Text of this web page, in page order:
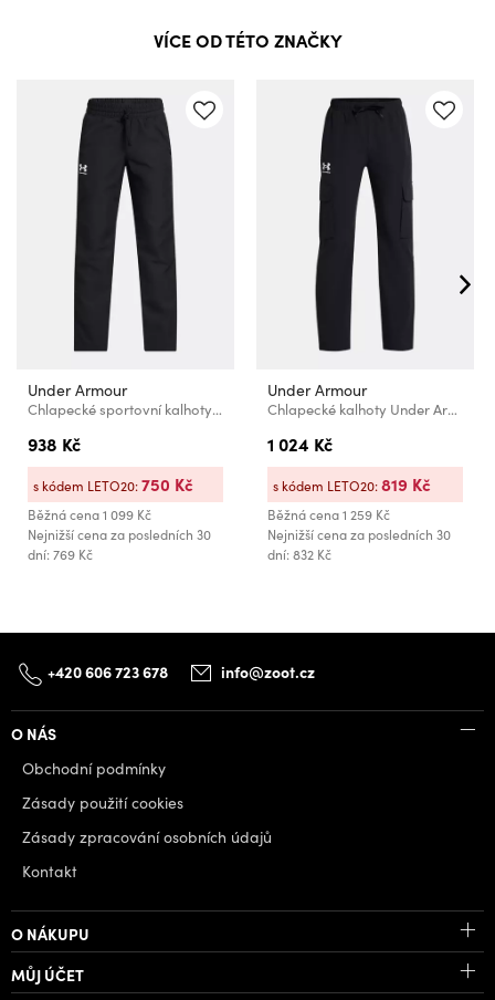
VÍCE OD TÉTO ZNAČKY
Under Armour
Chlapecké sportovní kalhoty Under Armour UA B Rival Wvn Pant
938 Kč
Běžná cena1 099 Kč
Nejnižší cena za posledních 30
dní: 769 Kč
s kódem LETO20:750 Kč
Under Armour
Chlapecké kalhoty Under Armour UA B Icon Woven Pant
1 024 Kč
Běžná cena1 259 Kč
Nejnižší cena za posledních 30
dní: 832 Kč
s kódem LETO20:819 Kč
+420 606 723 678 info@zoot.cz
O NÁS
Obchodní podmínky
Zásady použití cookies
Zásady zpracování osobních údajů
Kontakt
O NÁKUPU
MŮJ ÚČET